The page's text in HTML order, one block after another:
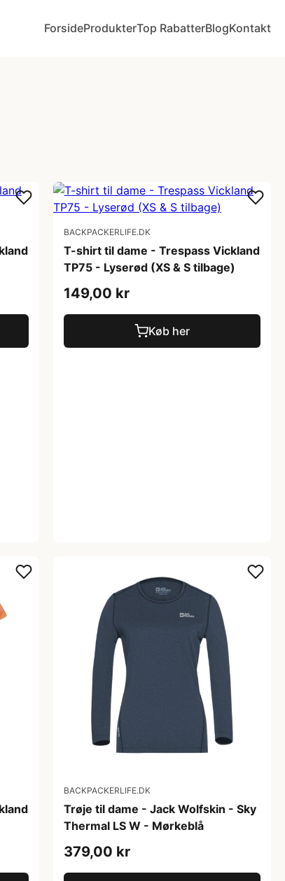
ForsideProdukterTop RabatterBlogKontakt
BACKPACKERLIFE.DK
T-shirt til dame - Trespass Vickland
TP75 - Lyserød (XS & S tilbage)
149,00 kr
Køb her
BACKPACKERLIFE.DK
Trøje til dame - Jack Wolfskin - Sky
Thermal LS W - Mørkeblå
379,00 kr